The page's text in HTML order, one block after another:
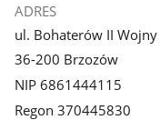
ADRES
ul. Bohaterów II
36-200 Brzozów
NIP 6861444115
Regon 370445830